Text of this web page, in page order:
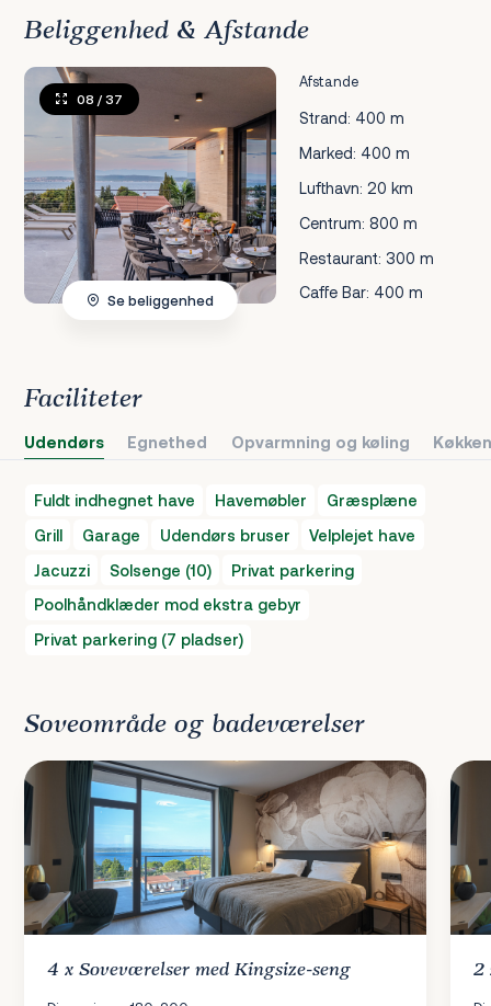
Beliggenhed & Afstande
Afstande
Strand: 400 m
Marked: 400 m
Lufthavn: 20 km
Centrum: 800 m
Restaurant: 300 m
Caffe Bar: 400 m
08 / 37
Se beliggenhed
Faciliteter
Udendørs Egnethed Opvarmning og køling
Fuldt indhegnet have Havemøbler
Græsplæne
Grill
Garage Udendørs bruser
Velplejet have
Jacuzzi
Solsenge (10)
Privat parkering
Poolhåndklæder mod ekstra gebyr
Privat parkering (7 pladser)
Soveområde og badeværelser
4 xSoveværelser med Kingsize-seng 2